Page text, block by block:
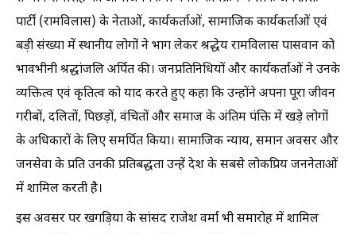
पार्टी (रामविलास) के नेताओं, कार्यकर्ताओं, सामाजिक कार्यकर्ताओं एवं
बड़ी संख्या में स्थानीय लोगों ने भाग लेकर श्रद्धेय रामविलास पासवान को
भावभीनी श्रद्धांजलि अर्पित की। जनप्रतिनिधियों और कार्यकर्ताओं ने उनके
व्यक्तित्व एवं कृतित्व को याद करते हुए कहा कि उन्होंने अपना पूरा जीवन
गरीबों, दलितों, पिछड़ों, वंचितों और समाज के अंतिम पंक्ति में खड़े लोगों
के अधिकारों के लिए समर्पित किया। सामाजिक न्याय, समान अवसर और
जनसेवा के प्रति उनकी प्रतिबद्धता उन्हें देश के सबसे लोकप्रिय जननेताओं
में शामिल करती है।
इस अवसर पर खगड़िया के सांसद राजेश वर्मा भी समारोह में शामिल